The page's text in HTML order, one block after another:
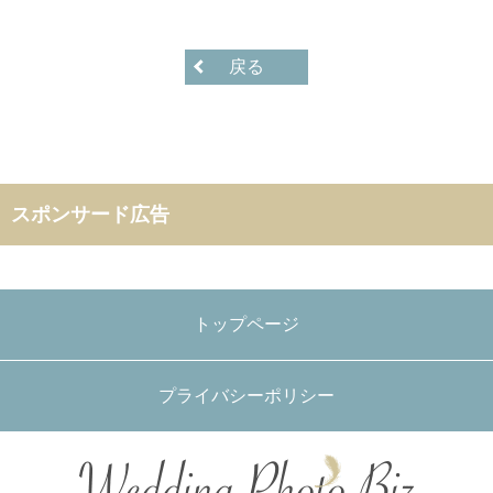
戻る
スポンサード広告
トップページ
プライバシーポリシー